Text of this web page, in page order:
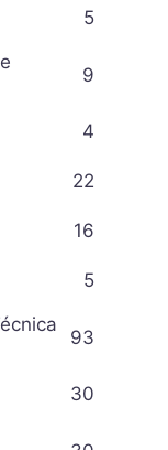
5
9
4
22
16
5
93
30